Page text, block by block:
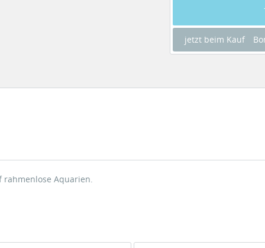
jetzt beim Kauf
rahmenlose Aquarien.